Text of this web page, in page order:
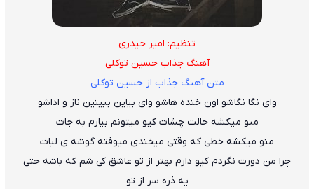
تنظیم: امیر حیدری
آهنگ جذاب حسین توکلی
متن آهنگ جذاب از حسین توکلی
وای نگا نگاشو اون خنده هاشو وای بیاین ببینین ناز و اداشو
منو میکشه حالت چشات کیو میتونم بیارم به جات
منو میکشه خطی که وقتی میخندی میوفته گوشه ی لبات
چرا من دورت نگردم کیو دارم بهتر از تو عاشق کی شم که باشه حتی
یه ذره سر از تو